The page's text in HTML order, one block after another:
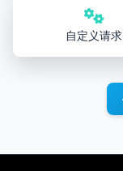
自定义请求